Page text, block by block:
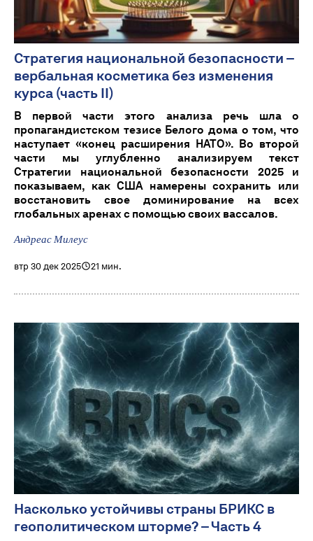
Стратегия национальной безопасности –
вербальная косметика без изменения
курса (часть II)
В первой части этого анализа речь шла о
пропагандистском тезисе Белого дома о том, что
наступает «конец расширения НАТО». Во второй
части мы углубленно анализируем текст
Стратегии национальной безопасности 2025 и
показываем, как США намерены сохранить или
восстановить свое доминирование на всех
глобальных аренах с помощью своих вассалов.
Андреас Милеус
втр 30 дек 2025 21 мин.
Насколько устойчивы страны БРИКС в
геополитическом шторме? – Часть 4